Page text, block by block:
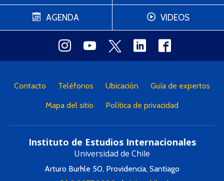
AGENDA VIDEOS
Contacto Teléfonos Ubicación Guía de expertos
Mapa del sitio Política de privacidad
Instituto de Estudios Internacionales
Universidad de Chile
Arturo Burhle 50, Providencia, Santiago